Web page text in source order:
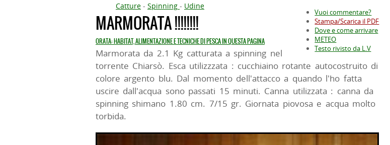
Catture - Spinning - Udine
Vuoi commentare?
Stampa/Scarica il PDF
Dove e come arrivare
METEO
Testo rivisto da L.V
MARMORATA !!!!!!!!
ORATA: HABITAT, ALIMENTAZIONE E TECNICHE DI PESCA IN QUESTA PAGINA
Marmorata da 2.1 Kg catturata a spinning nel
torrente Chiarsò. Esca utilizzzata : cucchiaino rotante autocostruito di
colore argento blu. Dal momento dell'attacco a quando l'ho fatta
uscire dall'acqua sono passati 15 minuti. Canna utilizzata : canna da
spinning shimano 1.80 cm. 7/15 gr. Giornata piovosa e acqua molto
torbida.